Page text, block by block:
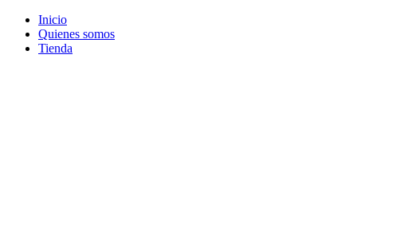
contenido
Inicio
Quienes somos
Tienda